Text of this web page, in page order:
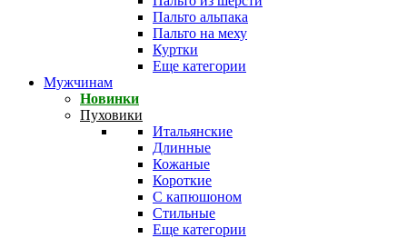
Пальто альпака
Пальто на меху
Куртки
Еще категории
Мужчинам
Новинки
Пуховики
Итальянские
Длинные
Кожаные
Короткие
С капюшоном
Стильные
Еще категории